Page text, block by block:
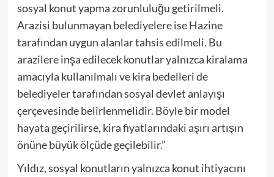
sosyal konut yapma zorunluluğu getirilmeli.
Arazisi bulunmayan belediyelere ise Hazine
tarafından uygun alanlar tahsis edilmeli. Bu
arazilere inşa edilecek konutlar yalnızca kiralama
amacıyla kullanılmalı ve kira bedelleri de
belediyeler tarafından sosyal devlet anlayışı
çerçevesinde belirlenmelidir. Böyle bir model
hayata geçirilirse, kira fiyatlarındaki aşırı artışın
önüne büyük ölçüde geçilebilir.”
Yıldız, sosyal konutların yalnızca konut ihtiyacını